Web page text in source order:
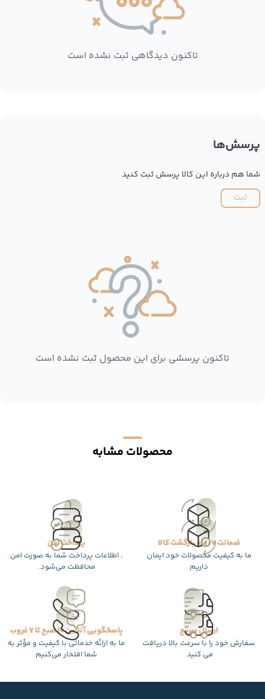
تاکنون دیدگاهی ثبت نشده است
پرسش‌ها
شما هم درباره این کالا پرسش ثبت کنید
ثبت
تاکنون پرسشی برای این محصول ثبت نشده است
محصولات مشابه
ضمانت 7 روزه بازگشت کالا
ما به کیفیت محصولات خود ایمان
داریم
پرداخت امن
، اطلاعات پرداخت شما به صورت امن
محافظت می‌شود.
ارسال سریع
سفارش خود را با سرعت بالا دریافت
می کنید.
پاسخگویی آنلاین 10 صبح تا 7 غروب
ما به ارائه خدماتی با کیفیت و مؤثر به
شما افتخار می‌کنیم